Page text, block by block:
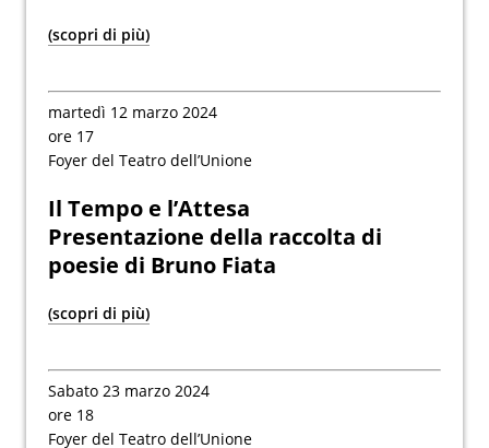
(scopri di più)
martedì 12 marzo 2024
ore 17
Foyer del Teatro dell’Unione
Il Tempo e l’Attesa
Presentazione della raccolta di
poesie di Bruno Fiata
(scopri di più)
Sabato 23 marzo 2024
ore 18
Foyer del Teatro dell’Unione